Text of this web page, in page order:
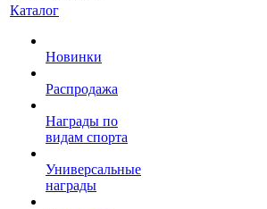
Каталог
Новинки
Распродажа
Награды по
видам спорта
Универсальные
награды